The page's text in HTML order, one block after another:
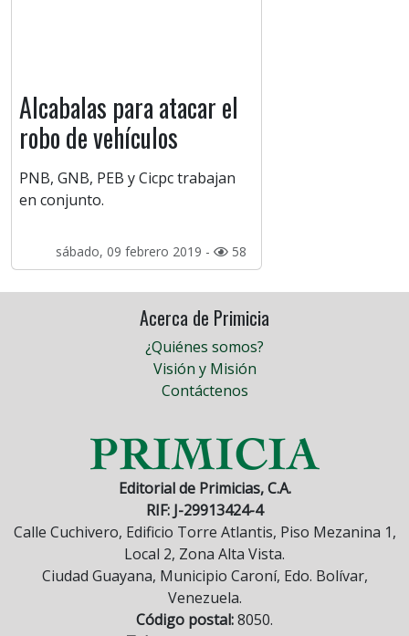
Alcabalas para atacar el
robo de vehículos
PNB, GNB, PEB y Cicpc trabajan
en conjunto.
sábado, 09 febrero 2019 - 58
Acerca de Primicia
¿Quiénes somos?
Visión y Misión
Contáctenos
Editorial de Primicias, C.A.
RIF: J-29913424-4
Calle Cuchivero, Edificio Torre Atlantis, Piso Mezanina 1,
Local 2, Zona Alta Vista.
Ciudad Guayana, Municipio Caroní, Edo. Bolívar,
Venezuela.
Código postal:8050.